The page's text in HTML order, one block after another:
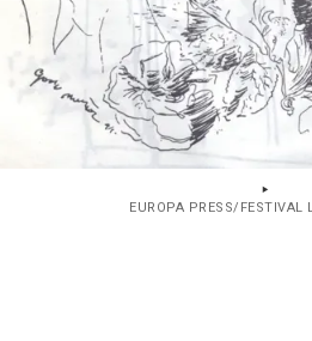
EUROPA PRESS/FESTIVAL